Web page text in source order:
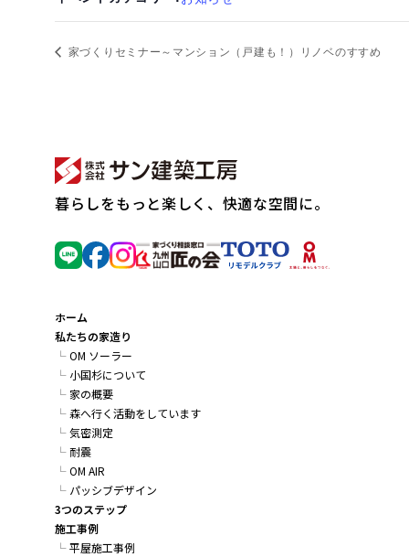
家づくりセミナー～マンション（戸建も！）リノベのすすめ
暮らしをもっと楽しく、快適な空間に。
ホーム
私たちの家造り
OM ソーラー
小国杉について
家の概要
森へ行く活動をしています
気密測定
耐震
OM AIR
パッシブデザイン
3つのステップ
施工事例
平屋施工事例